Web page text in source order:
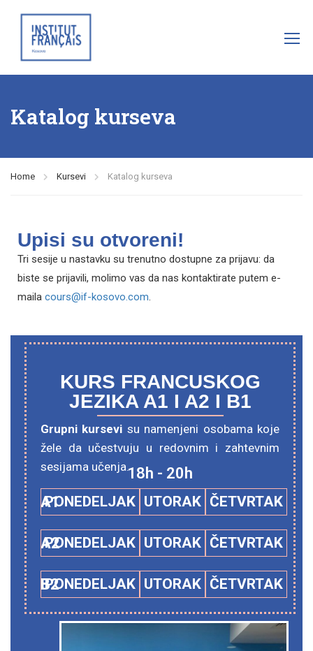
Katalog kurseva
Home Kursevi Katalog kurseva
Upisi su otvoreni!​
Tri sesije u nastavku su trenutno dostupne za prijavu: da
biste se prijavili, molimo vas da nas kontaktirate putem e-
maila cours@if-kosovo.com.
KURS FRANCUSKOG
JEZIKA A1 I A2 I B1
Grupni kursevi su namenjeni osobama koje
žele da učestvuju u redovnim i zahtevnim
sesijama učenja.18h - 20h
A1
PONEDELJAK UTORAK ČETVRTAK
A2
PONEDELJAK UTORAK ČETVRTAK
B2
PONEDELJAK UTORAK ČETVRTAK